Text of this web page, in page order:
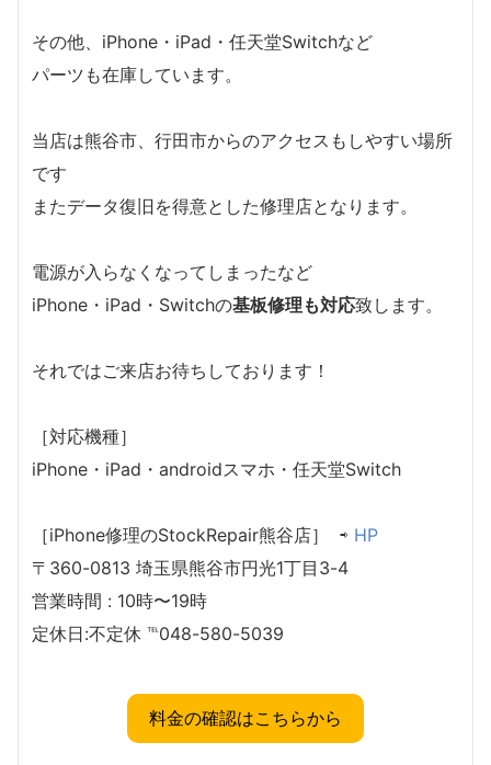
その他、iPhone・iPad・任天堂Switchなど
パーツも在庫しています。
当店は熊谷市、行田市からのアクセスもしやすい場所
です
またデータ復旧を得意とした修理店となります。
電源が入らなくなってしまったなど
iPhone・iPad・Switchの基板修理も対応致します。
それではご来店お待ちしております！
［対応機種］
iPhone・iPad・androidスマホ・任天堂Switch
［iPhone修理のStockRepair熊谷店］ ⇨ HP
〒360-0813 埼玉県熊谷市円光1丁目3-4
営業時間 : 10時〜19時
定休日:不定休 ℡048-580-5039
料金の確認はこちらから